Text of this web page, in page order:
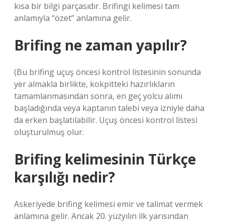
kısa bir bilgi parçasıdır. Brifingi kelimesi tam
anlamıyla “özet” anlamına gelir.
Brifing ne zaman yapılır?
(Bu brifing uçuş öncesi kontrol listesinin sonunda
yer almakla birlikte, kokpitteki hazırlıkların
tamamlanmasından sonra, en geç yolcu alımı
başladığında veya kaptanın talebi veya izniyle daha
da erken başlatılabilir. Uçuş öncesi kontrol listesi
oluşturulmuş olur.
Brifing kelimesinin Türkçe
karşılığı nedir?
Askeriyede brifing kelimesi emir ve talimat vermek
anlamına gelir. Ancak 20. yüzyılın ilk yarısından